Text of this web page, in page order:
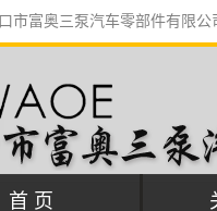
市富奥三泵汽车零部件有限公
首 页